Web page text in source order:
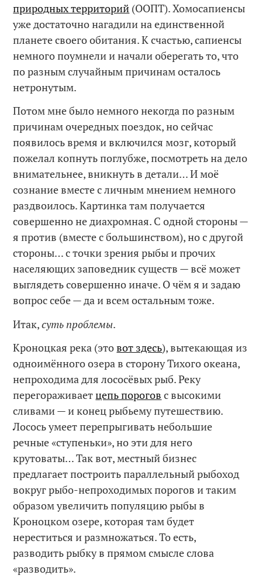
природных территорий (ООПТ). Хомосапиенсы
уже достаточно нагадили на единственной
планете своего обитания. К счастью, сапиенсы
немного поумнели и начали оберегать то, что
по разным случайным причинам осталось
нетронутым.
Потом мне было немного некогда по разным
причинам очередных поездок, но сейчас
появилось время и включился мозг, который
пожелал копнуть поглубже, посмотреть на дело
внимательнее, вникнуть в детали… И моё
сознание вместе с личным мнением немного
раздвоилось. Картинка там получается
совершенно не диахромная. С одной стороны —
я против (вместе с большинством), но с другой
стороны… с точки зрения рыбы и прочих
населяющих заповедник существ — всё может
выглядеть совершенно иначе. О чём я и задаю
вопрос себе — да и всем остальным тоже.
Итак,суть проблемы.
Кроноцкая река (этовот здесь), вытекающая из
одноимённого озера в сторону Тихого океана,
непроходима для лососёвых рыб. Реку
перегораживаетцепь порогов с высокими
сливами — и конец рыбьему путешествию.
Лосось умеет перепрыгивать небольшие
речные «ступеньки», но эти для него
крутоваты… Так вот, местный бизнес
предлагает построить параллельный рыбоход
вокруг рыбо-непроходимых порогов и таким
образом увеличить популяцию рыбы в
Кроноцком озере, которая там будет
нереститься и размножаться. То есть,
разводить рыбку в прямом смысле слова
«разводить».